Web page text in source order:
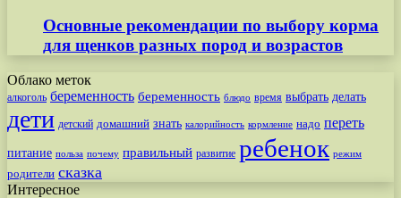
Основные рекомендации по выбору корма
для щенков разных пород и возрастов
Облако меток
алкоголь беременность беременность блюдо время выбрать делать
дети детский домашний знать калорийность кормление надо переть
питание польза почему правильный развитие ребенок режим
родители сказка
Интересное